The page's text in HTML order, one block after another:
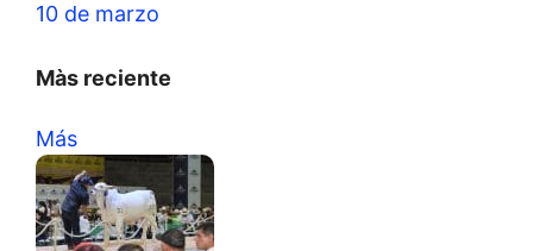
10 de marzo
Màs reciente
Más